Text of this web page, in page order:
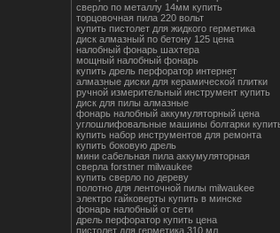
сверло по металлу 14мм купить
торцовочная пила 220 вольт
купить пистолет для жидкого герметика
диск алмазный по бетону 125 цена
налобный фонарь шахтера
мощный налобный фонарь
купить дрель перфоратор интернет
алмазные диски для керамической плитки
ручной измерительный инструмент купить
диск для пилы алмазные
фонарь налобный аккумуляторный цена
углошлифовальные машины болгарки
купить набор инструментов для ремонта
купить боковую дрель
мини сабельная пила аккумуляторная
сверла forstner milwaukee
купить сверло по дереву
полотно для ленточной пилы milwaukee
электро гайковерты купить в минске
фонарь налобный от сети
дрель перфоратор купить цена
пистолет для герметика 310 мл